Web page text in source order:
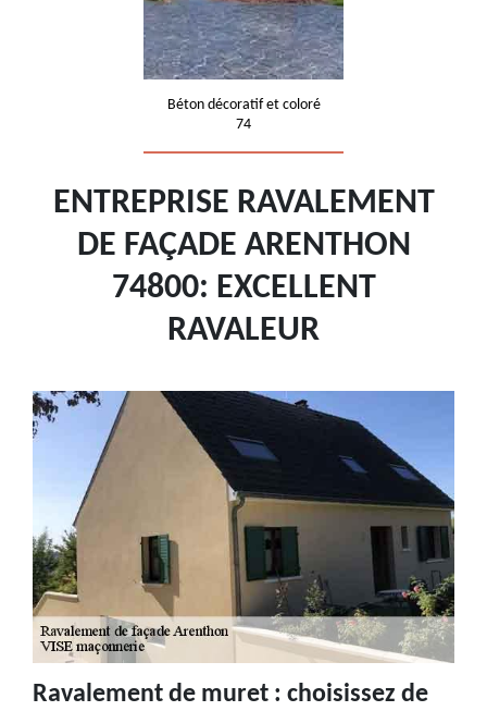
Béton décoratif et coloré
74
ENTREPRISE RAVALEMENT
DE FAÇADE ARENTHON
74800: EXCELLENT
RAVALEUR
Ravalement de muret : choisissez de